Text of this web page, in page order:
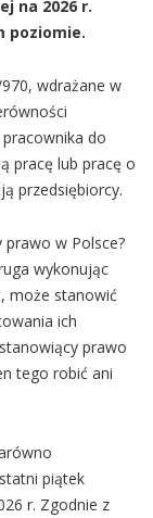
na 2026 r.
poziomie.
wdrażane w
do
pracę lub pracę o
przedsiębiorcy.
w Polsce?
wykonując
może stanowić
ich
prawo
tego robić ani
piątek
r. Zgodnie z